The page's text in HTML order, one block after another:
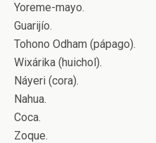
Yoreme-mayo.
Guarijío.
Tohono Odham (pápago).
Wixárika (huichol).
Náyeri (cora).
Nahua.
Coca.
Zoque.